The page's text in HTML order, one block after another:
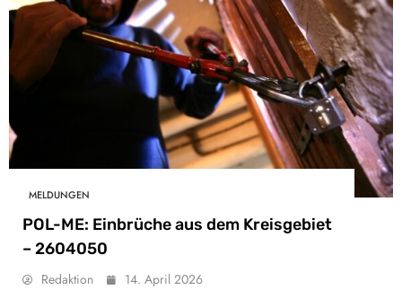
MELDUNGEN
POL-ME: Einbrüche aus dem Kreisgebiet
– 2604050
Redaktion 14. April 2026